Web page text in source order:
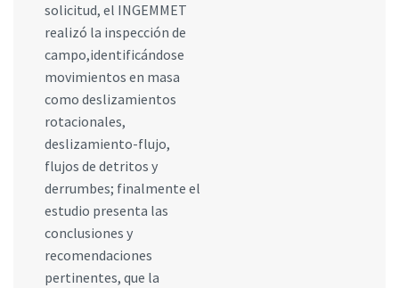
solicitud, el INGEMMET
realizó la inspección de
campo,identificándose
movimientos en masa
como deslizamientos
rotacionales,
deslizamiento-flujo,
flujos de detritos y
derrumbes; finalmente el
estudio presenta las
conclusiones y
recomendaciones
pertinentes, que la